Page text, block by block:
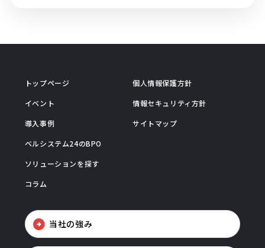
トップページ
イベント
導入事例
ベルシステム24のBPO
ソリューションを探す
コラム
個人情報保護方針
情報セキュリティ方針
サイトマップ
当社の強み